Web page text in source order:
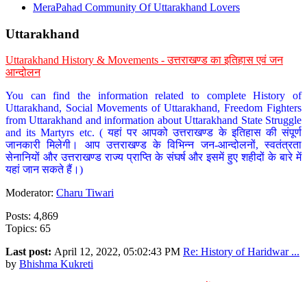
MeraPahad Community Of Uttarakhand Lovers
Uttarakhand
Uttarakhand History & Movements - उत्तराखण्ड का इतिहास एवं जन
आन्दोलन
You can find the information related to complete History of
Uttarakhand, Social Movements of Uttarakhand, Freedom Fighters
from Uttarakhand and information about Uttarakhand State Struggle
and its Martyrs etc. ( यहां पर आपको उत्तराखण्ड के इतिहास की संपूर्ण
जानकारी मिलेगी। आप उत्तराखण्ड के विभिन्न जन-आन्दोलनों, स्वतंत्रता
सेनानियों और उत्तराखण्ड राज्य प्राप्ति के संघर्ष और इसमें हुए शहीदों के बारे में
यहां जान सकते हैं।)
Moderator: Charu Tiwari
Posts: 4,869
Topics: 65
Last post: April 12, 2022, 05:02:43 PM Re: History of Haridwar ...
by Bhishma Kukreti